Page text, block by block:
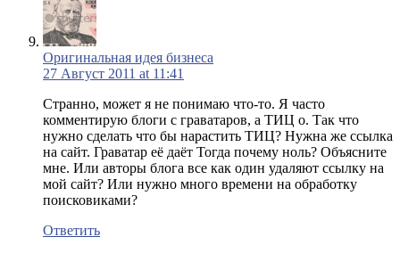
Оригинальная идея бизнеса
27 Август 2011 at 11:41
Странно, может я не понимаю что-то. Я часто
комментирую блоги с граватаров, а ТИЦ о. Так что
нужно сделать что бы нарастить ТИЦ? Нужна же ссылка
на сайт. Граватар её даёт Тогда почему ноль? Объясните
мне. Или авторы блога все как один удаляют ссылку на
мой сайт? Или нужно много времени на обработку
поисковиками?
Ответить